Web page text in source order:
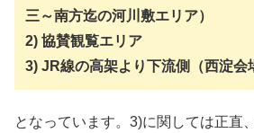
三～南方迄の河川敷エリア）
2) 協賛観覧エリア
3) JR線の高架より下流側（西淀会
となっています。3)に関しては正直